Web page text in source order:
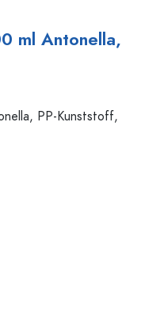
ml Antonella,